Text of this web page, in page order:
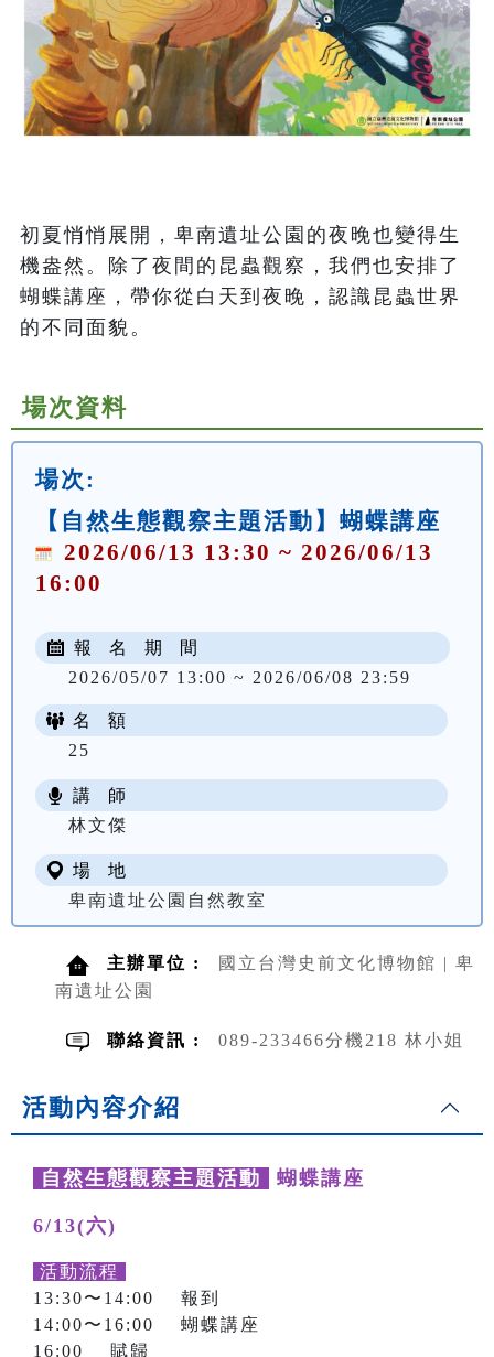
初夏悄悄展開，卑南遺址公園的夜晚也變得生
機盎然。除了夜間的昆蟲觀察，我們也安排了
蝴蝶講座，帶你從白天到夜晚，認識昆蟲世界
的不同面貌。
場次資料
場次:
【自然生態觀察主題活動】蝴蝶講座
2026/06/13 13:30 ~ 2026/06/13
16:00
報 名 期 間
2026/05/07 13:00 ~ 2026/06/08 23:59
名 額
25
講 師
林文傑
場 地
卑南遺址公園自然教室
主辦單位 :
國立台灣史前文化博物館 | 卑
南遺址公園
聯絡資訊 : 089-233466分機218 林小姐
活動內容介紹
自然生態觀察主題活動 蝴蝶講座
6/13(六)
活動流程
13:30〜14:00 報到
14:00〜16:00 蝴蝶講座
16:00 賦歸